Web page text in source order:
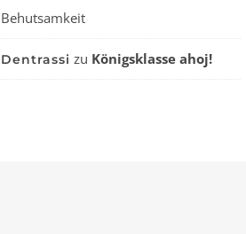
Behutsamkeit
Dentrassi zu Königsklasse ahoj!